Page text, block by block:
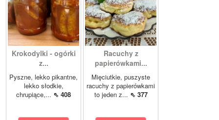
Krokodylki - ogórki
z...
Pyszne, lekko pikantne,
lekko słodkie,
chrupiące,... ⇖ 408
Racuchy z
papierówkami...
Mięciutkie, puszyste
racuchy z papierówkami
to jeden z... ⇖ 377